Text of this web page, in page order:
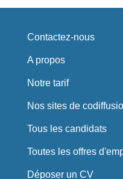
Contactez-nous
A propos
Notre tarif
Nos sites de
Tous les candidats
Toutes les offres
Déposer un CV